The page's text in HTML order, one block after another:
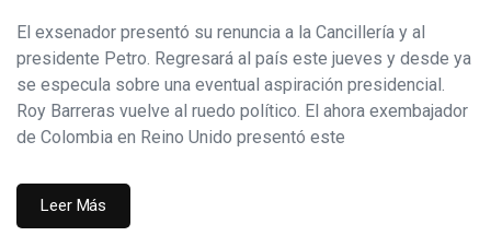
El exsenador presentó su renuncia a la Cancillería y al
presidente Petro. Regresará al país este jueves y desde ya
se especula sobre una eventual aspiración presidencial.
Roy Barreras vuelve al ruedo político. El ahora exembajador
de Colombia en Reino Unido presentó este
Leer Más